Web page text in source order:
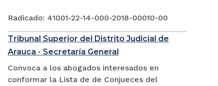
Radicado: 41001-22-14-000-2018-00010-00
Tribunal Superior del Distrito Judicial de
Arauca - Secretaría General
Convoca a los abogados interesados en
conformar la Lista de de Conjueces del